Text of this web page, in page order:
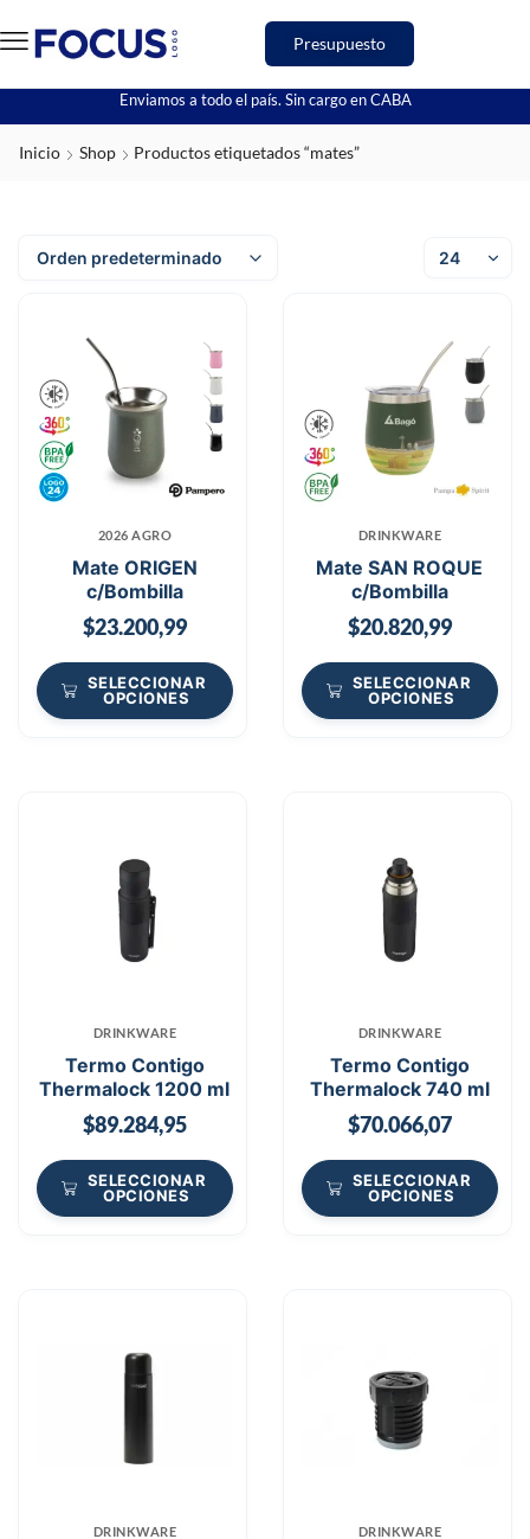
Presupuesto
Enviamos a todo el país. Sin cargo en CABA
Inicio Shop Productos etiquetados “mates”
2026 AGRO
Mate ORIGEN
c/Bombilla
$23.200,99
SELECCIONAR
OPCIONES
DRINKWARE
Mate SAN ROQUE
c/Bombilla
$20.820,99
SELECCIONAR
OPCIONES
DRINKWARE
Termo Contigo
Thermalock 1200 ml
$89.284,95
SELECCIONAR
OPCIONES
DRINKWARE
Termo Contigo
Thermalock 740 ml
$70.066,07
SELECCIONAR
OPCIONES
DRINKWARE DRINKWARE